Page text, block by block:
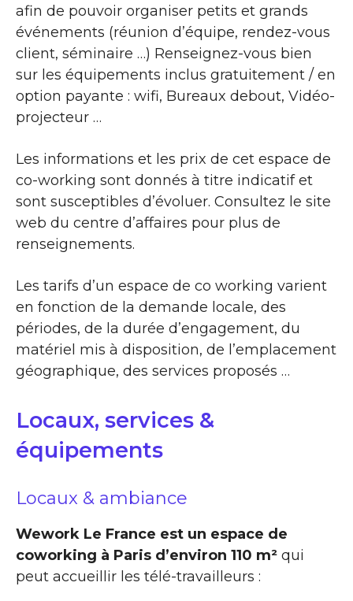
afin de pouvoir organiser petits et grands
événements (réunion d’équipe, rendez-vous
client, séminaire …) Renseignez-vous bien
sur les équipements inclus gratuitement / en
option payante : wifi, Bureaux debout, Vidéo-
projecteur …
Les informations et les prix de cet espace de
co-working sont donnés à titre indicatif et
sont susceptibles d’évoluer. Consultez le site
web du centre d’affaires pour plus de
renseignements.
Les tarifs d’un espace de co working varient
en fonction de la demande locale, des
périodes, de la durée d’engagement, du
matériel mis à disposition, de l’emplacement
géographique, des services proposés …
Locaux, services &
équipements
Locaux & ambiance
Wework Le France est un espace de
coworking à Paris d’environ 110 m² qui
peut accueillir les télé-travailleurs :